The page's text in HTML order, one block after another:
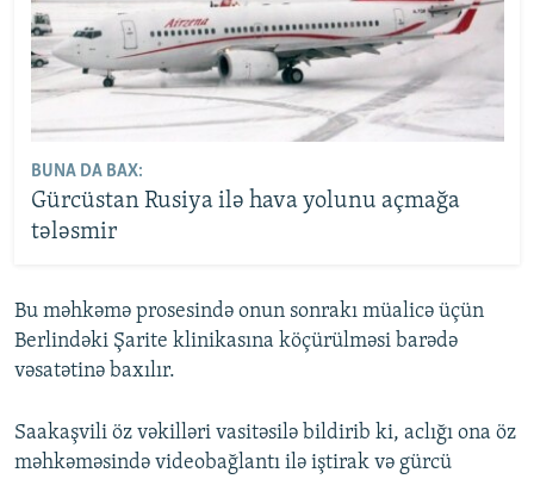
BUNA DA BAX:
Gürcüstan Rusiya ilə hava yolunu açmağa
tələsmir
Bu məhkəmə prosesində onun sonrakı müalicə üçün
Berlindəki Şarite klinikasına köçürülməsi barədə
vəsatətinə baxılır.
Saakaşvili öz vəkilləri vasitəsilə bildirib ki, aclığı ona öz
məhkəməsində videobağlantı ilə iştirak və gürcü